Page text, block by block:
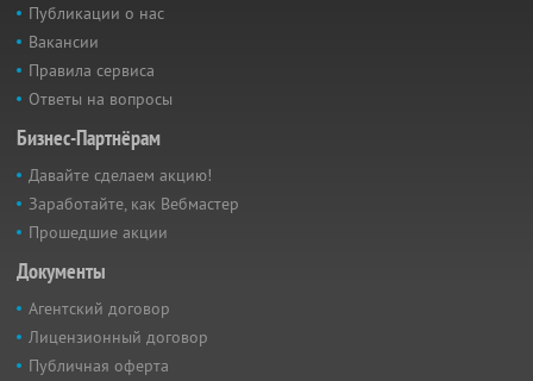
Публикации о нас
Вакансии
Правила сервиса
Ответы на вопросы
Бизнес-Партнёрам
Давайте сделаем акцию!
Заработайте, как Вебмастер
Прошедшие акции
Документы
Агентский договор
Лицензионный договор
Публичная оферта